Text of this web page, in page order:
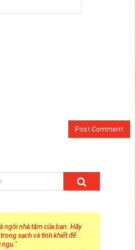
ngôi nhà tâm của bạn. Hãy
sạch và tinh khiết để
"